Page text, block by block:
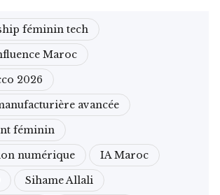
féminin tech
Maroc
2026
avancée
féminin
numérique
IA Maroc
Sihame Allali